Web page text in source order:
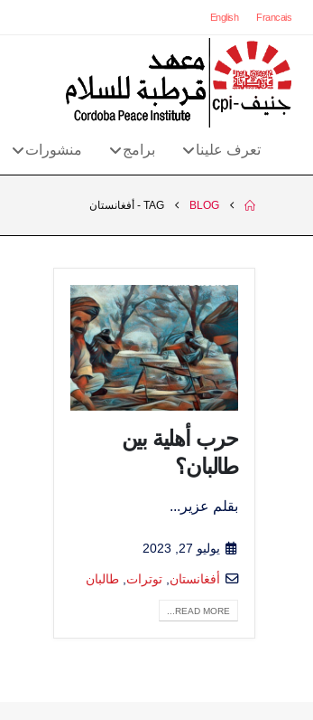
Francais
English
تعرف علينا برامج منشورات
BLOG
TAG - أفغانستان
حرب أهلية بين
طالبان؟
بقلم عزير...
يوليو 27, 2023
أفغانستان,توترات,طالبان
READ MORE...